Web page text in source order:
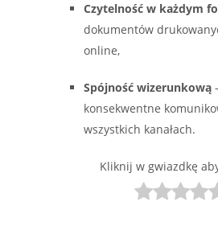
Czytelność w każdym
dokumentów
online,
Spójność wizerunkową
konsekwentne
wszystkich kanałach.
Kliknij w gwiazdkę